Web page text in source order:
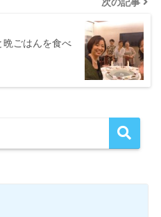
晩ごはんを食べ